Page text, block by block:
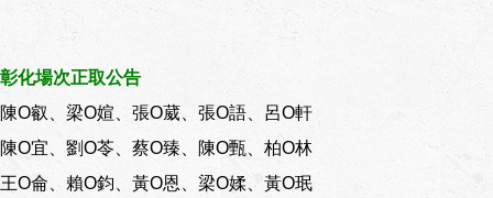
彰化場次正取公告
陳O叡、梁O媗、張O葳、張O語、呂O軒
陳O宜、劉O苓、蔡O臻、陳O甄、柏O林
王O侖、賴O鈞、黃O恩、梁O媃、黃O珉